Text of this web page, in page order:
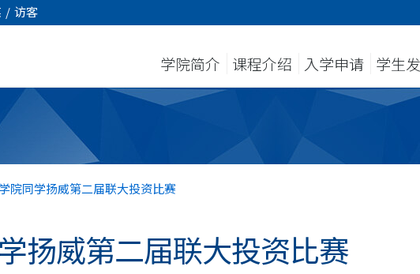
/ 访客
学院简介 课程介绍 入学申请 学生
院同学扬威第二届联大投资比赛
扬威第二届联大投资比赛